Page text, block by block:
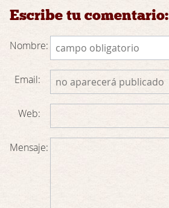
Escribe tu comentario:
Nombre:
Email:
Web:
Mensaje: